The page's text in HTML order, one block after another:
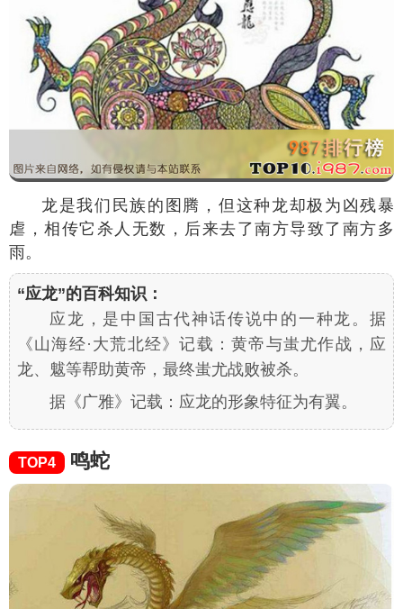
龙是我们民族的图腾，但这种龙却极为凶残暴
虐，相传它杀人无数，后来去了南方导致了南方多
雨。
“应龙”的百科知识：
应龙，是中国古代神话传说中的一种龙。据
《山海经·大荒北经》记载：黄帝与蚩尤作战，应
龙、魃等帮助黄帝，最终蚩尤战败被杀。
据《广雅》记载：应龙的形象特征为有翼。
TOP4 鸣蛇